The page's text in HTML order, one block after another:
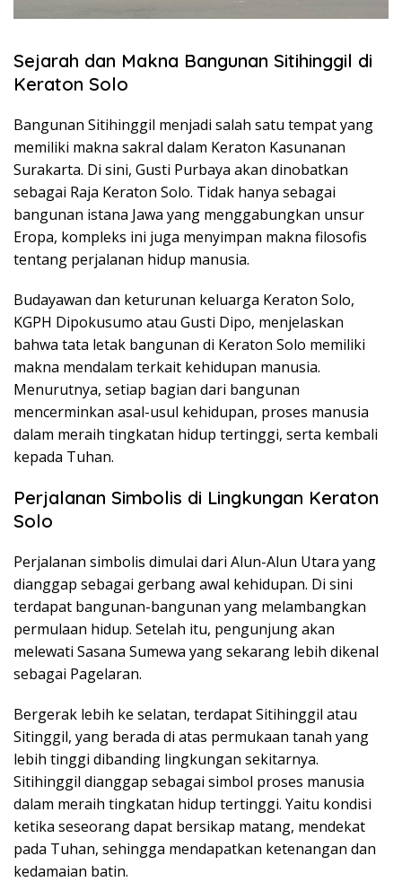
Sejarah dan Makna Bangunan Sitihinggil di
Keraton Solo
Bangunan Sitihinggil menjadi salah satu tempat yang
memiliki makna sakral dalam Keraton Kasunanan
Surakarta. Di sini, Gusti Purbaya akan dinobatkan
sebagai Raja Keraton Solo. Tidak hanya sebagai
bangunan istana Jawa yang menggabungkan unsur
Eropa, kompleks ini juga menyimpan makna filosofis
tentang perjalanan hidup manusia.
Budayawan dan keturunan keluarga Keraton Solo,
KGPH Dipokusumo atau Gusti Dipo, menjelaskan
bahwa tata letak bangunan di Keraton Solo memiliki
makna mendalam terkait kehidupan manusia.
Menurutnya, setiap bagian dari bangunan
mencerminkan asal-usul kehidupan, proses manusia
dalam meraih tingkatan hidup tertinggi, serta kembali
kepada Tuhan.
Perjalanan Simbolis di Lingkungan Keraton
Solo
Perjalanan simbolis dimulai dari Alun-Alun Utara yang
dianggap sebagai gerbang awal kehidupan. Di sini
terdapat bangunan-bangunan yang melambangkan
permulaan hidup. Setelah itu, pengunjung akan
melewati Sasana Sumewa yang sekarang lebih dikenal
sebagai Pagelaran.
Bergerak lebih ke selatan, terdapat Sitihinggil atau
Sitinggil, yang berada di atas permukaan tanah yang
lebih tinggi dibanding lingkungan sekitarnya.
Sitihinggil dianggap sebagai simbol proses manusia
dalam meraih tingkatan hidup tertinggi. Yaitu kondisi
ketika seseorang dapat bersikap matang, mendekat
pada Tuhan, sehingga mendapatkan ketenangan dan
kedamaian batin.